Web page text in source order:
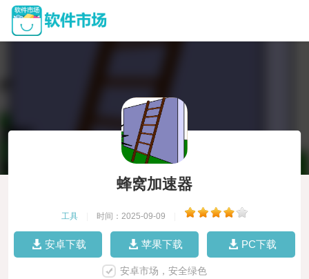
蜂窝加速器
工具 时间：2025-09-09
安卓下载 苹果下载 PC下载
安卓市场，安全绿色